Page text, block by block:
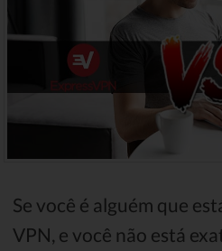
Se você é alguém que
VPN, e você não está